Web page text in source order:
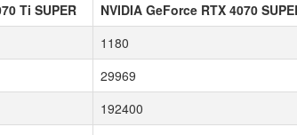
Ti SUPER
NVIDIA GeForce RTX 4070
1180
29969
192400